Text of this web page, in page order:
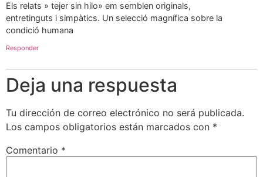
Els relats » tejer sin hilo» em semblen originals,
entretinguts i simpàtics. Un selecció magnífica sobre la
condició humana
Responder
Deja una respuesta
Tu dirección de correo electrónico no será publicada.
Los campos obligatorios están marcados con *
Comentario *